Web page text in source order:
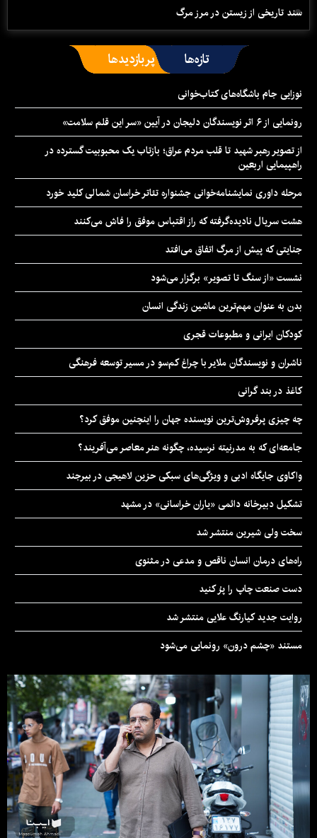
سند تاریخی از زیستن در مرز مرگ
تازه‌ها پربازدیدها
نوزایی جام باشگاه‌های کتاب‌خوانی
رونمایی از ۶ اثر نویسندگان دلیجان در آیین «سر این قلم سلامت»
از تصویر رهبر شهید تا قلب مردم عراق؛ بازتاب یک محبوبیت گسترده در
راهپیمایی اربعین
مرحله داوری نمایشنامه‌خوانی جشنواره تئاتر خراسان شمالی کلید خورد
هشت سریال نادیده‌گرفته که راز اقتباس موفق را فاش می‌کنند
جنایتی که پیش از مرگ اتفاق می‌افتد
نشست «از سنگ تا تصویر» برگزار می‌شود
بدن به عنوان مهم‌ترین ماشین زندگی انسان
کودکان ایرانی و مطبوعات قجری
ناشران و نویسندگان ملایر با چراغ کم‌سو در مسیر توسعه فرهنگی
کاغذ در بند گرانی
چه چیزی پرفروش‌ترین نویسنده جهان را اینچنین موفق کرد؟
جامعه‌ای که به مدرنیته نرسیده، چگونه هنر معاصر می‌آفریند؟
واکاوی جایگاه ادبی و ویژگی‌های سبکی حزین لاهیجی در بیرجند
تشکیل دبیرخانه دائمی «یاران خراسانی» در مشهد
سخت ولی شیرین منتشر شد
راه‌های درمان انسان ناقص و مدعی در مثنوی
دست صنعت چاپ را پرُ کنید
روایت جدید کیارنگ علایی منتشر شد
مستند «چشم درون» رونمایی می‌شود